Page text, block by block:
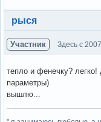
Вне форума
рыся
Участник Здесь с
тепло и фенечку?
параметры)
вышлю...